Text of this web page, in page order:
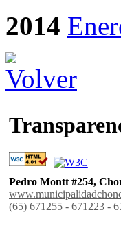
2014
Pedro Montt #254,
(65) 671255 - 671223 -